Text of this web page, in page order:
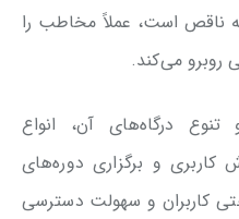
ناقص است، عملاً مخاطب را
روبرو می‌کند.
درگاه‌های آن، انواع
کاربری و برگزاری دوره‌های
کاربران و سهولت دسترسی